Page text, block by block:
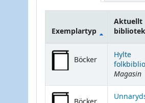
Bestånd
Exemplartyp
Aktuellt
bibliotek
Böcker
Hylte
Magasin